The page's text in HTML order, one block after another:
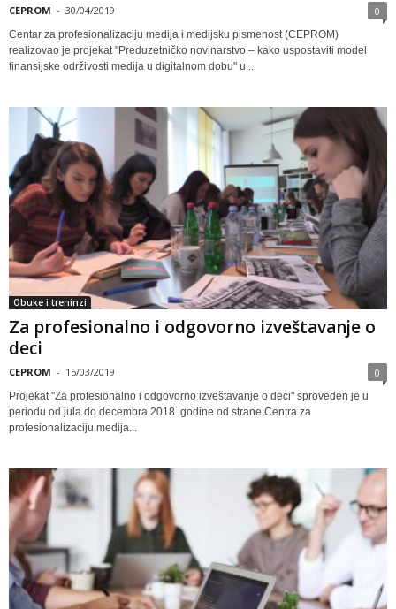
CEPROM - 30/04/2019 0
Centar za profesionalizaciju medija i medijsku pismenost (CEPROM)
realizovao je projekat "Preduzetničko novinarstvo – kako uspostaviti model
finansijske održivosti medija u digitalnom dobu" u...
Obuke i treninzi
Za profesionalno i odgovorno izveštavanje o
deci
CEPROM - 15/03/2019 0
Projekat "Za profesionalno i odgovorno izveštavanje o deci" sproveden je u
periodu od jula do decembra 2018. godine od strane Centra za
profesionalizaciju medija...